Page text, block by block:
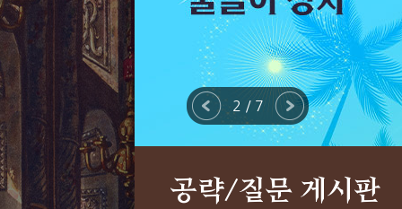
2 / 7
공략/질문 게시판